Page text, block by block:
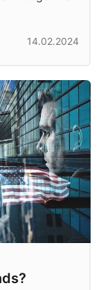
14.02.2024